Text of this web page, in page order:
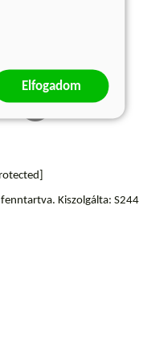
Kiszolgálta: S244
Elfogadom